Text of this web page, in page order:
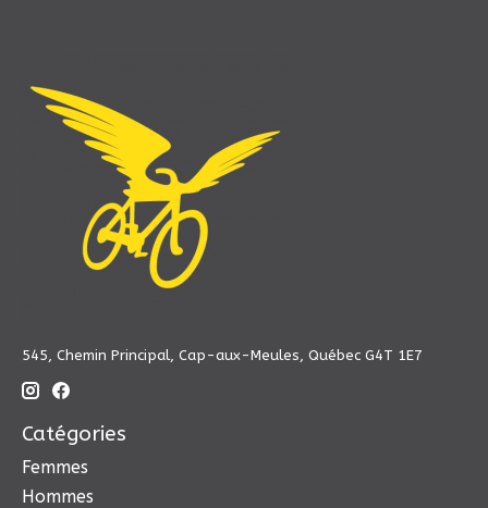
545, Chemin Principal, Cap-aux-Meules, Québec G4T 1E7
Catégories
Femmes
Hommes